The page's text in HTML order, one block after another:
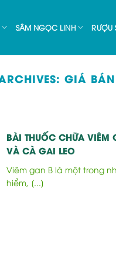
SÂM NGỌC LINH RƯỢU
GIÁ
BÀI THUỐC CHỮA VIÊM
VÀ CÀ GAI LEO
Viêm gan B là một trong
hiểm, [...]